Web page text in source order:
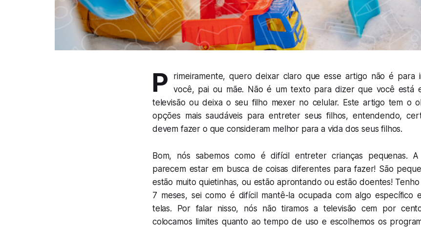
P
rimeiramente, quero deixar claro que esse artigo não é para
você, pai ou mãe. Não é um texto para dizer que você está
televisão ou deixa o seu filho mexer no celular. Este artigo tem o
opções mais saudáveis para entreter seus filhos, entendendo,
devem fazer o que consideram melhor para a vida dos seus filhos.
Bom, nós sabemos como é difícil entreter crianças pequenas.
parecem estar em busca de coisas diferentes para fazer! São
estão muito quietinhas, ou estão aprontando ou estão doentes!
7 meses, sei como é difícil mantê-la ocupada com algo específico
telas. Por falar nisso, nós não tiramos a televisão cem por
colocamos limites quanto ao tempo de uso e escolhemos os